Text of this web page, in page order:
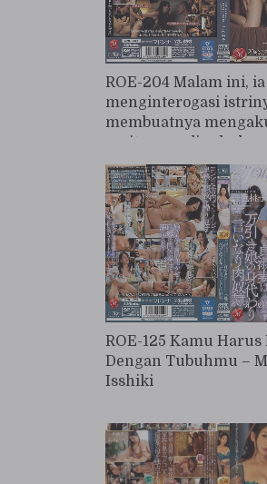
ROE-204 Malam ini,
menginterogasi
membuatnya
cerita perselingkuhan
Momoko Isshiki
ROE-125 Kamu
Dengan Tubuhmu –
Isshiki